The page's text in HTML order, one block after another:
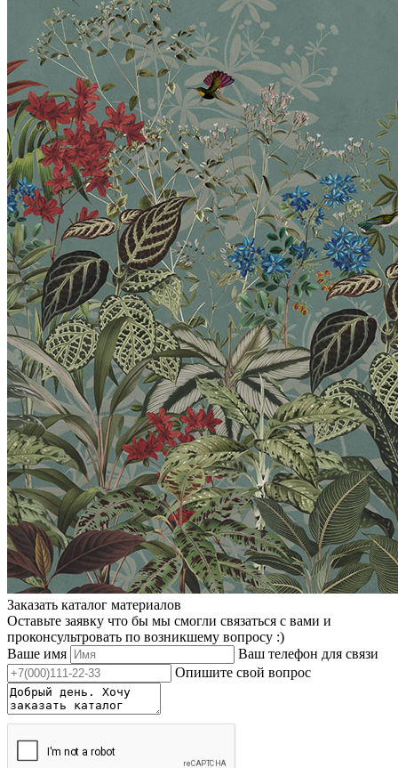
Заказать каталог материалов
Оставьте заявку что бы мы смогли связаться с вами и
проконсультровать по возникшему вопросу :)
Ваше имя
Ваш телефон для связи
Опишите свой вопрос